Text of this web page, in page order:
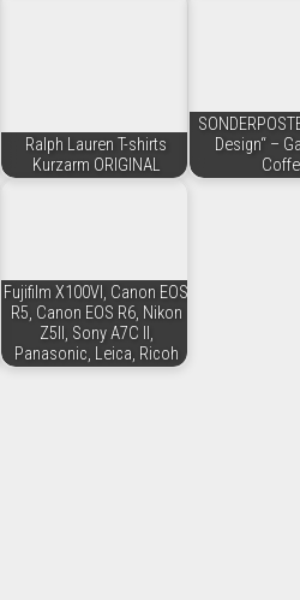
Ralph Lauren T-shirts
Kurzarm ORIGINAL
Design“ –
Fujifilm X100VI, Canon EOS
R5, Canon EOS R6, Nikon
Z5II, Sony A7C II,
Panasonic, Leica, Ricoh